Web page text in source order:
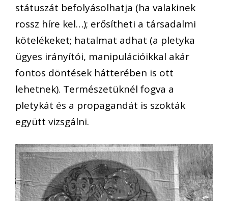
státuszát befolyásolhatja (ha valakinek
rossz híre kel…); erősítheti a társadalmi
kötelékeket; hatalmat adhat (a pletyka
ügyes irányítói, manipulációikkal akár
fontos döntések hátterében is ott
lehetnek). Természetüknél fogva a
pletykát és a propagandát is szokták
együtt vizsgálni.